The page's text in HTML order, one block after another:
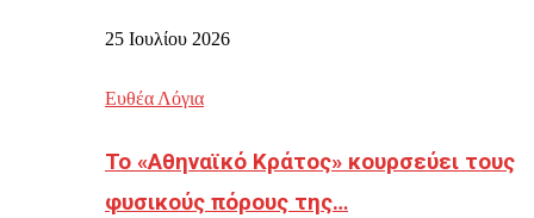
25 Ιουλίου 2026
Ευθέα Λόγια
Το «Αθηναϊκό Κράτος» κουρσεύει τους
φυσικούς πόρους της…